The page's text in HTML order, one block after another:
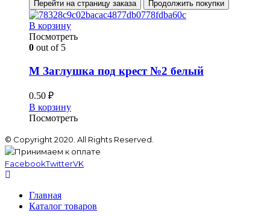
Перейти на страницу заказа Продолжить покупки
В корзину
Посмотреть
0 out of 5
М Заглушка под крест №2 белый
0.50 ₽
В корзину
Посмотреть
© Copyright 2020. All Rights Reserved.
FacebookTwitterVK
Главная
Каталог товаров